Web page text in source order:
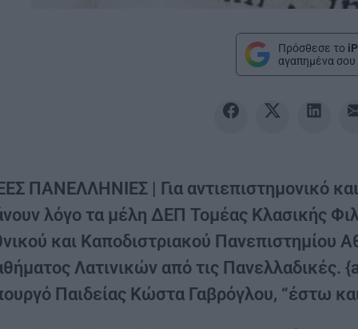
Πρόσθεσε το
αγαπημένα σου
ΠΑΝΕΛΛΗΝΙΕΣ | Για αντιεπιστημονικό
λόγο τα μέλη ΔΕΠ Τομέας Κλασικής
και Καποδιστριακού Πανεπιστημίου
Λατινικών από τις Πανελλαδικές.
Παιδείας Κώστα Γαβρόγλου, “έστω